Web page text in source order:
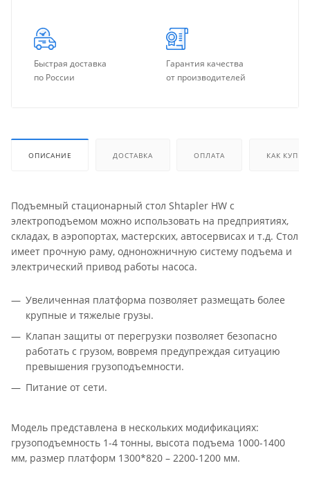
Быстрая доставка
по России
Гарантия качества
от производителей
ОПИСАНИЕ ДОСТАВКА ОПЛАТА КАК
Подъемный стационарный стол Shtapler HW с
электроподъемом можно использовать на предприятиях,
складах, в аэропортах, мастерских, автосервисах и т.д. Стол
имеет прочную раму, одноножничную систему подъема и
электрический привод работы насоса.
Увеличенная платформа позволяет размещать более
крупные и тяжелые грузы.
Клапан защиты от перегрузки позволяет безопасно
работать с грузом, вовремя предупреждая ситуацию
превышения грузоподъемности.
Питание от сети.
Модель представлена в нескольких модификациях:
грузоподъемность 1-4 тонны, высота подъема 1000-1400
мм, размер платформ 1300*820 – 2200-1200 мм.